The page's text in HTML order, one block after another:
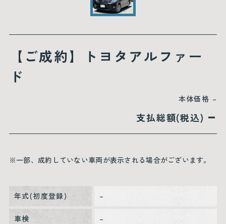
【ご成約】トヨタアルファー
ド
本体価格 –
支払総額(税込) –
※一部、成約していない車両が表示される場合がございます。
年式(初度登録) –
車検 –